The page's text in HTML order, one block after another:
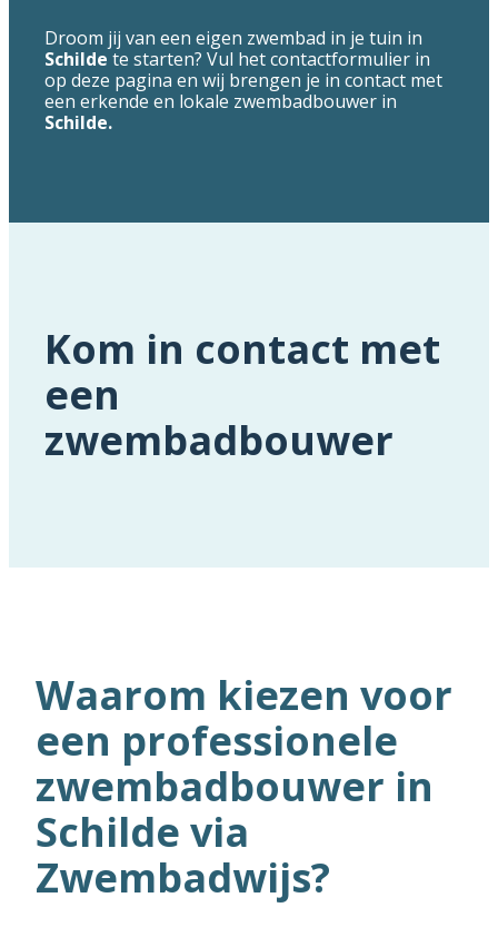
Droom jij van een eigen zwembad in je tuin in
Schilde te starten? Vul het contactformulier in
op deze pagina en wij brengen je in contact met
een erkende en lokale zwembadbouwer in
Schilde.
Kom in contact met
een
zwembadbouwer
Waarom kiezen voor
een professionele
zwembadbouwer in
Schilde via
Zwembadwijs?